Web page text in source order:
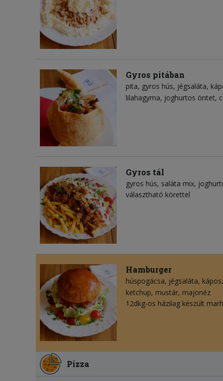
Gyros pitában
pita gyros hús jégsaláta
lilahagyma joghurtos öntet
Gyros tál
gyros hús saláta mix
választható körettel
Hamburger
húspogácsa jégsaláta
ketchup mustár majonéz
12dkg-os házilag készült
Pizza